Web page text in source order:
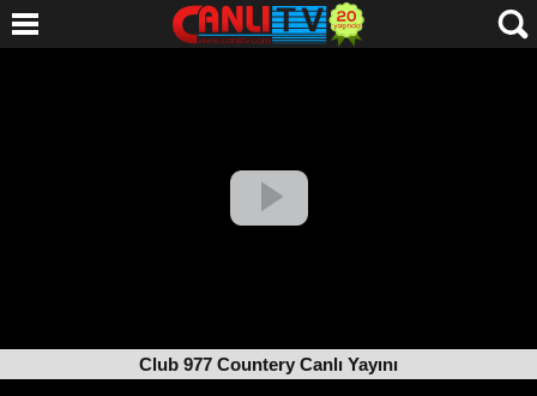
Club 977 Countery Canlı Yayını